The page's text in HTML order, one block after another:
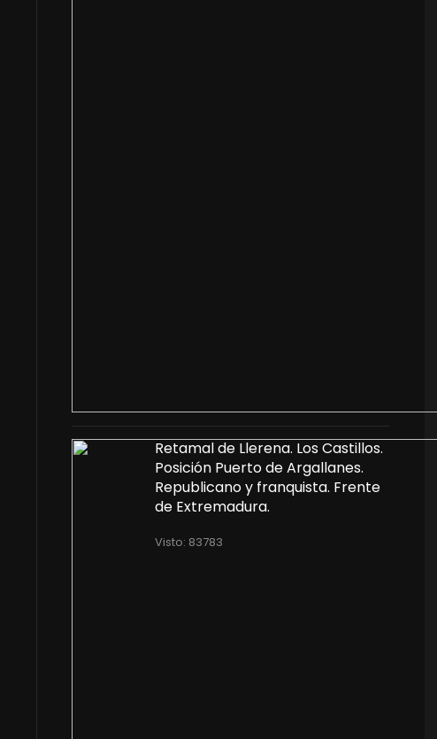
Retamal de Llerena. Los Castillos.
Posición Puerto de Argallanes.
Republicano y franquista. Frente
de Extremadura.
Visto: 83783